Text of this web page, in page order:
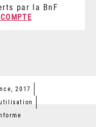
par la BnF
2017